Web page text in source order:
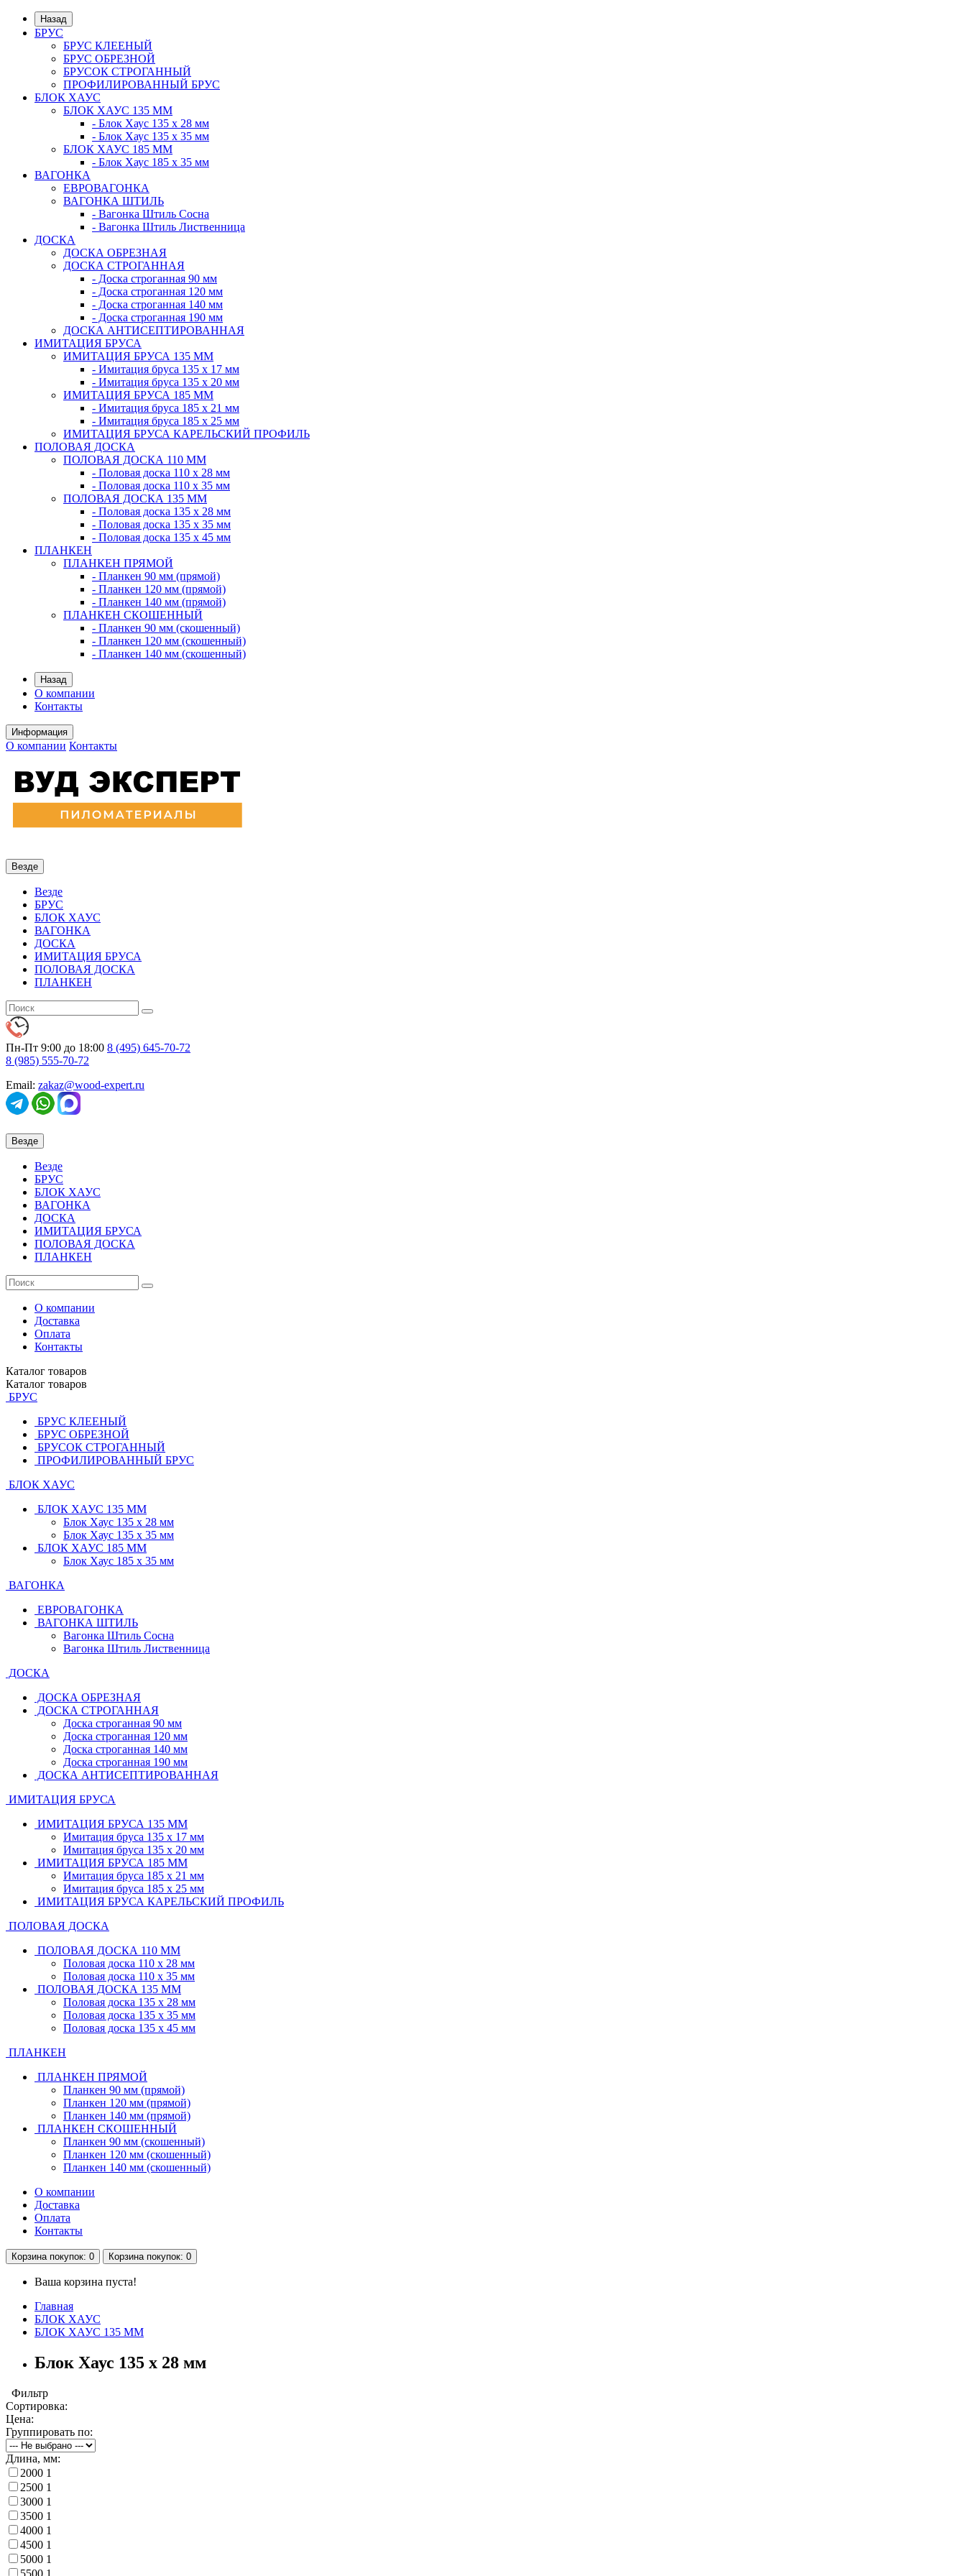
Назад
БРУС
БРУС КЛЕЕНЫЙ
БРУС ОБРЕЗНОЙ
БРУСОК СТРОГАННЫЙ
ПРОФИЛИРОВАННЫЙ БРУС
БЛОК ХАУС
БЛОК ХАУС 135 ММ
- Блок Хаус 135 х 28 мм
- Блок Хаус 135 х 35 мм
БЛОК ХАУС 185 ММ
- Блок Хаус 185 х 35 мм
ВАГОНКА
ЕВРОВАГОНКА
ВАГОНКА ШТИЛЬ
- Вагонка Штиль Сосна
- Вагонка Штиль Лиственница
ДОСКА
ДОСКА ОБРЕЗНАЯ
ДОСКА СТРОГАННАЯ
- Доска строганная 90 мм
- Доска строганная 120 мм
- Доска строганная 140 мм
- Доска строганная 190 мм
ДОСКА АНТИСЕПТИРОВАННАЯ
ИМИТАЦИЯ БРУСА
ИМИТАЦИЯ БРУСА 135 ММ
- Имитация бруса 135 х 17 мм
- Имитация бруса 135 х 20 мм
ИМИТАЦИЯ БРУСА 185 ММ
- Имитация бруса 185 х 21 мм
- Имитация бруса 185 х 25 мм
ИМИТАЦИЯ БРУСА КАРЕЛЬСКИЙ ПРОФИЛЬ
ПОЛОВАЯ ДОСКА
ПОЛОВАЯ ДОСКА 110 ММ
- Половая доска 110 х 28 мм
- Половая доска 110 х 35 мм
ПОЛОВАЯ ДОСКА 135 ММ
- Половая доска 135 х 28 мм
- Половая доска 135 х 35 мм
- Половая доска 135 х 45 мм
ПЛАНКЕН
ПЛАНКЕН ПРЯМОЙ
- Планкен 90 мм (прямой)
- Планкен 120 мм (прямой)
- Планкен 140 мм (прямой)
ПЛАНКЕН СКОШЕННЫЙ
- Планкен 90 мм (скошенный)
- Планкен 120 мм (скошенный)
- Планкен 140 мм (скошенный)
Назад
О компании
Контакты
Информация
О компании Контакты
Везде
Везде
БРУС
БЛОК ХАУС
ВАГОНКА
ДОСКА
ИМИТАЦИЯ БРУСА
ПОЛОВАЯ ДОСКА
ПЛАНКЕН
Пн-Пт 9:00 до 18:00 8 (495) 645-70-72
8 (985) 555-70-72
Email: zakaz@wood-expert.ru
Везде
Везде
БРУС
БЛОК ХАУС
ВАГОНКА
ДОСКА
ИМИТАЦИЯ БРУСА
ПОЛОВАЯ ДОСКА
ПЛАНКЕН
О компании
Доставка
Оплата
Контакты
Каталог товаров
Каталог товаров
БРУС
БРУС КЛЕЕНЫЙ
БРУС ОБРЕЗНОЙ
БРУСОК СТРОГАННЫЙ
ПРОФИЛИРОВАННЫЙ БРУС
БЛОК ХАУС
БЛОК ХАУС 135 ММ
Блок Хаус 135 х 28 мм
Блок Хаус 135 х 35 мм
БЛОК ХАУС 185 ММ
Блок Хаус 185 х 35 мм
ВАГОНКА
ЕВРОВАГОНКА
ВАГОНКА ШТИЛЬ
Вагонка Штиль Сосна
Вагонка Штиль Лиственница
ДОСКА
ДОСКА ОБРЕЗНАЯ
ДОСКА СТРОГАННАЯ
Доска строганная 90 мм
Доска строганная 120 мм
Доска строганная 140 мм
Доска строганная 190 мм
ДОСКА АНТИСЕПТИРОВАННАЯ
ИМИТАЦИЯ БРУСА
ИМИТАЦИЯ БРУСА 135 ММ
Имитация бруса 135 х 17 мм
Имитация бруса 135 х 20 мм
ИМИТАЦИЯ БРУСА 185 ММ
Имитация бруса 185 х 21 мм
Имитация бруса 185 х 25 мм
ИМИТАЦИЯ БРУСА КАРЕЛЬСКИЙ ПРОФИЛЬ
ПОЛОВАЯ ДОСКА
ПОЛОВАЯ ДОСКА 110 ММ
Половая доска 110 х 28 мм
Половая доска 110 х 35 мм
ПОЛОВАЯ ДОСКА 135 ММ
Половая доска 135 х 28 мм
Половая доска 135 х 35 мм
Половая доска 135 х 45 мм
ПЛАНКЕН
ПЛАНКЕН ПРЯМОЙ
Планкен 90 мм (прямой)
Планкен 120 мм (прямой)
Планкен 140 мм (прямой)
ПЛАНКЕН СКОШЕННЫЙ
Планкен 90 мм (скошенный)
Планкен 120 мм (скошенный)
Планкен 140 мм (скошенный)
О компании
Доставка
Оплата
Контакты
Корзинапокупок: 0 Корзинапокупок: 0
Ваша корзина пуста!
Главная
БЛОК ХАУС
БЛОК ХАУС 135 ММ
Блок Хаус 135 х 28 мм
Фильтр
Сортировка:
Цена:
Группировать по:
Длина, мм:
2000 1
2500 1
3000 1
3500 1
4000 1
4500 1
5000 1
5500 1